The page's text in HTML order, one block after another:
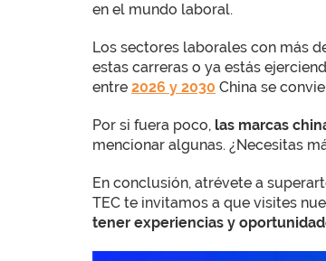
en el mundo laboral.
Los sectores laborales con más
estas carreras o ya estás
entre 2026 y 2030 China se
Por si fuera poco, las marcas
mencionar algunas. ¿Necesitas
En conclusión, atrévete a
TEC te invitamos a que visites
tener experiencias y